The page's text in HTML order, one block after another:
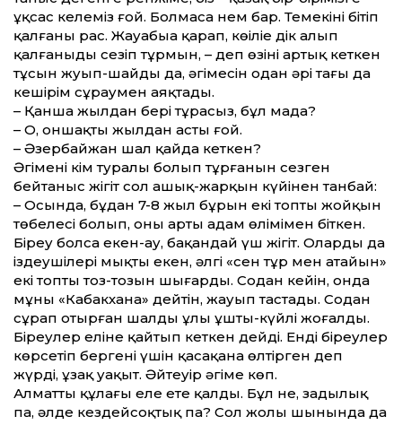
ұқсас келеміз ғой. Болмаса нем бар. Темекінің бітіп
қалғаны рас. Жауабыңа қарап, көңіліңе дік алып
қалғаныңды сезіп тұрмын, – деп өзінің артық кеткен
тұсын жуып-шайды да, әңгімесін одан әрі тағы да
кешірім сұрау­мен аяқтады.
– Қанша жылдан бері тұрасыз, бұл маңда?
– О, оншақты жылдан асты ғой.
– Әзербайжан шал қайда кеткен?
Әңгіменің кім туралы болып тұрғанын сезген
бейтаныс жігіт сол ашық-жарқын күйінен танбай:
– Осында, бұдан 7-8 жыл бұрын екі топтың жойқын
төбелесі болып, оның арты адам өлімімен біткен.
Біреу болса екен-ау, бақандай үш жігіт. Олардың да
іздеушілері мықты екен, әлгі «сен тұр мен атайын»
екі топтың тоз-тозын шығарды. Содан кейін, онда
мұны «Кабакхана» дейтін, жауып тастады. Содан
сұрап отырған шалдың ұлы ұшты-күйлі жоғалды.
Біреулер еліне қайтып кеткен дейді. Енді біреулер
көрсетіп бергені үшін қасақана өлтірген деп
жүрді, ұзақ уақыт. Әйтеуір әңгіме көп.
Алматтың құлағы елең ете қалды. Бұл не, заңдылық
па, әлде кез­дейсоқтық па? Сол жолы шынында да